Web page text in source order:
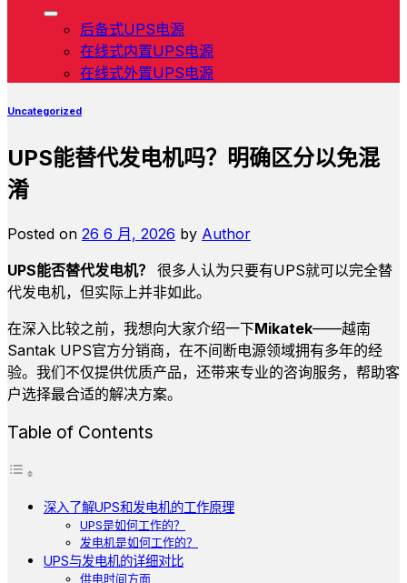
后备式UPS电源
在线式内置UPS电源
在线式外置UPS电源
Uncategorized
UPS能替代发电机吗？明确区分以免混
淆
Posted on 26 6 月, 2026 by Author
UPS能否替代发电机？
很多人认为只要有UPS就可以完全替
代发电机，但实际上并非如此。
在深入比较之前，我想向大家介绍一下Mikatek——越南
Santak UPS官方分销商，在不间断电源领域拥有多年的经
验。我们不仅提供优质产品，还带来专业的咨询服务，帮助客
户选择最合适的解决方案。
Table of Contents
深入了解UPS和发电机的工作原理
UPS是如何工作的？
发电机是如何工作的？
UPS与发电机的详细对比
供电时间方面